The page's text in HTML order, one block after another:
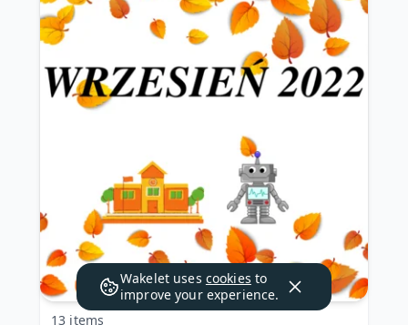
13 items
Wakelet uses cookies to
improve your experience.